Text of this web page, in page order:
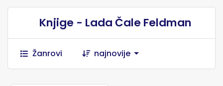
Knjige - Lada Čale Feldman
Žanrovi najnovije